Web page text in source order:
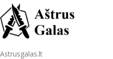
Astrusgalas.lt